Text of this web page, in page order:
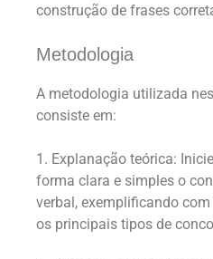
construção de frases
Metodologia
A metodologia utilizada
consiste em:
1. Explanação teórica:
forma clara e simples o
verbal, exemplificando
os principais tipos de